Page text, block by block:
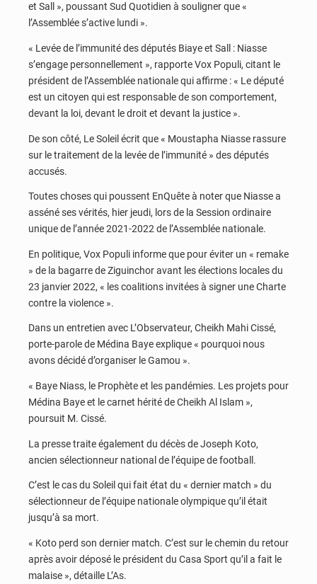
et Sall », poussant Sud Quotidien à souligner que «
l’Assemblée s’active lundi ».
« Levée de l’immunité des députés Biaye et Sall : Niasse
s’engage personnellement », rapporte Vox Populi, citant le
président de l’Assemblée nationale qui affirme : « Le député
est un citoyen qui est responsable de son comportement,
devant la loi, devant le droit et devant la justice ».
De son côté, Le Soleil écrit que « Moustapha Niasse rassure
sur le traitement de la levée de l’immunité » des députés
accusés.
Toutes choses qui poussent EnQuête à noter que Niasse a
asséné ses vérités, hier jeudi, lors de la Session ordinaire
unique de l’année 2021-2022 de l’Assemblée nationale.
En politique, Vox Populi informe que pour éviter un « remake
» de la bagarre de Ziguinchor avant les élections locales du
23 janvier 2022, « les coalitions invitées à signer une Charte
contre la violence ».
Dans un entretien avec L’Observateur, Cheikh Mahi Cissé,
porte-parole de Médina Baye explique « pourquoi nous
avons décidé d’organiser le Gamou ».
« Baye Niass, le Prophète et les pandémies. Les projets pour
Médina Baye et le carnet hérité de Cheikh Al Islam »,
poursuit M. Cissé.
La presse traite également du décès de Joseph Koto,
ancien sélectionneur national de l’équipe de football.
C’est le cas du Soleil qui fait état du « dernier match » du
sélectionneur de l’équipe nationale olympique qu’il était
jusqu’à sa mort.
« Koto perd son dernier match. C’est sur le chemin du retour
après avoir déposé le président du Casa Sport qu’il a fait le
malaise », détaille L’As.